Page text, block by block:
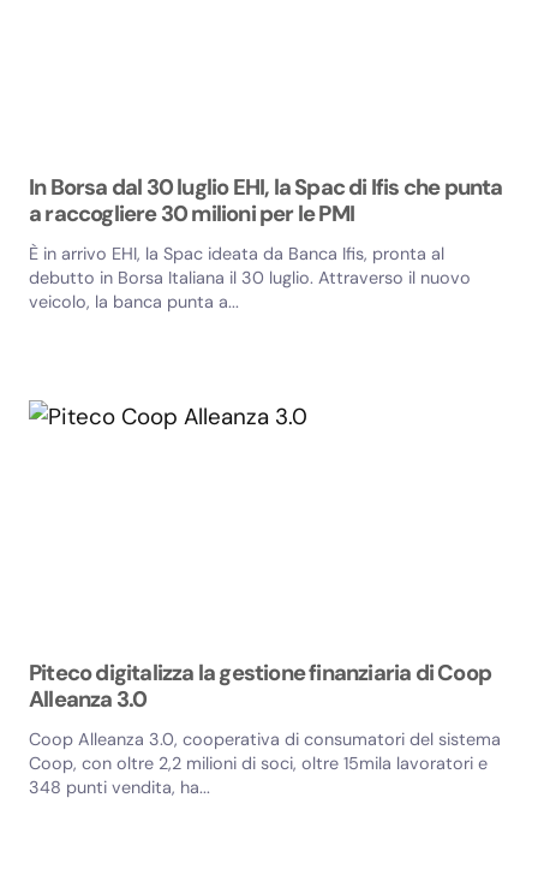
In Borsa dal 30 luglio EHI, la Spac di Ifis che punta
a raccogliere 30 milioni per le PMI
È in arrivo EHI, la Spac ideata da Banca Ifis, pronta al
debutto in Borsa Italiana il 30 luglio. Attraverso il nuovo
veicolo, la banca punta a...
Piteco digitalizza la gestione finanziaria di Coop
Alleanza 3.0
Coop Alleanza 3.0, cooperativa di consumatori del sistema
Coop, con oltre 2,2 milioni di soci, oltre 15mila lavoratori e
348 punti vendita, ha...